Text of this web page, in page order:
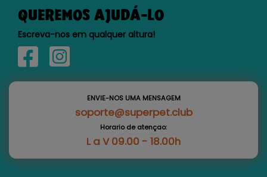
QUEREMOS AJUDÁ-LO
Escreva-nos em qualquer altura!
ENVIE-NOS UMA MENSAGEM
soporte@superpet.club
Horario de atençao:
L a V 09.00 - 18.00h